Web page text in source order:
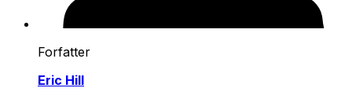
Forfatter
Eric Hill